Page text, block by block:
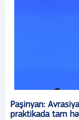
Paşinyan:
praktikada tam